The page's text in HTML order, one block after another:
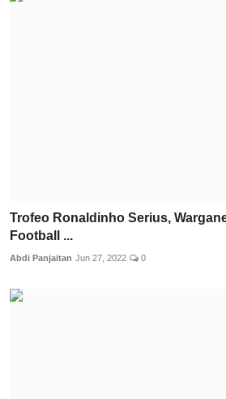
Trofeo Ronaldinho Serius,
Football ...
Abdi Panjaitan Jun 27, 2022 0